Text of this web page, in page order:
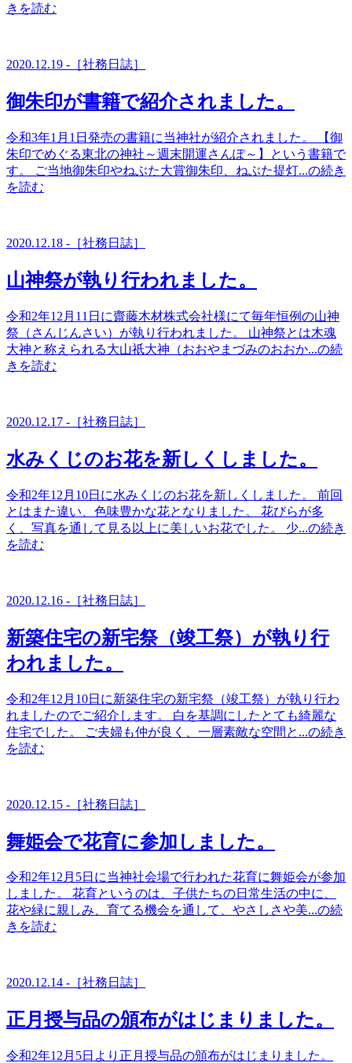
きを読む
2020.12.19 -［社務日誌］
御朱印が書籍で紹介されました。
令和3年1月1日発売の書籍に当神社が紹介されました。 【御
朱印でめぐる東北の神社～週末開運さんぽ～】という書籍で
す。 ご当地御朱印やねぶた大賞御朱印、ねぶた提灯...の続き
を読む
2020.12.18 -［社務日誌］
山神祭が執り行われました。
令和2年12月11日に齋藤木材株式会社様にて毎年恒例の山神
祭（さんじんさい）が執り行われました。 山神祭とは木魂
大神と称えられる大山祇大神（おおやまづみのおおか...の続
きを読む
2020.12.17 -［社務日誌］
水みくじのお花を新しくしました。
令和2年12月10日に水みくじのお花を新しくしました。 前回
とはまた違い、色味豊かな花となりました。 花びらが多
く、写真を通して見る以上に美しいお花でした。 少...の続き
を読む
2020.12.16 -［社務日誌］
新築住宅の新宅祭（竣工祭）が執り行
われました。
令和2年12月10日に新築住宅の新宅祭（竣工祭）が執り行わ
れましたのでご紹介します。 白を基調にしたとても綺麗な
住宅でした。 ご夫婦も仲が良く、一層素敵な空間と...の続き
を読む
2020.12.15 -［社務日誌］
舞姫会で花育に参加しました。
令和2年12月5日に当神社会場で行われた花育に舞姫会が参加
しました。 花育というのは、子供たちの日常生活の中に、
花や緑に親しみ、育てる機会を通して、やさしさや美...の続
きを読む
2020.12.14 -［社務日誌］
正月授与品の頒布がはじまりました。
令和2年12月5日より正月授与品の頒布がはじまりました。